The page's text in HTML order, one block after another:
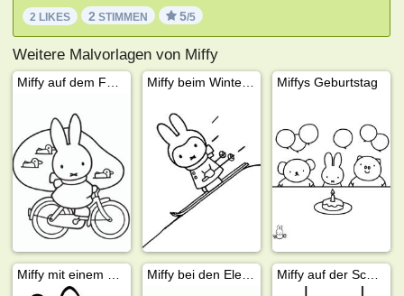
2 LIKES 2 STIMMEN 5/5
Weitere Malvorlagen von Miffy
Miffys Geburtstag